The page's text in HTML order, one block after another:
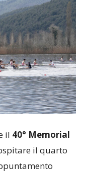
il 40° Memorial
il quarto